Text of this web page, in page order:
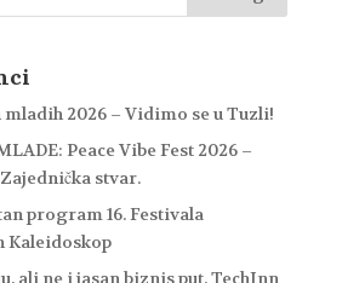
2026 – Vidimo se u Tuzli!
Peace Vibe Fest 2026 –
stvar.
program 16. Festivala
Kaleidoskop
ali ne i jasan biznis put, TechInn